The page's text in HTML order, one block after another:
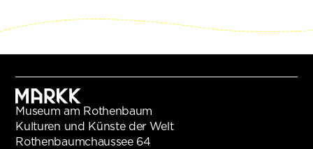
Museum am Rothenbaum
Kulturen und Künste der Welt
Rothenbaumchaussee 64